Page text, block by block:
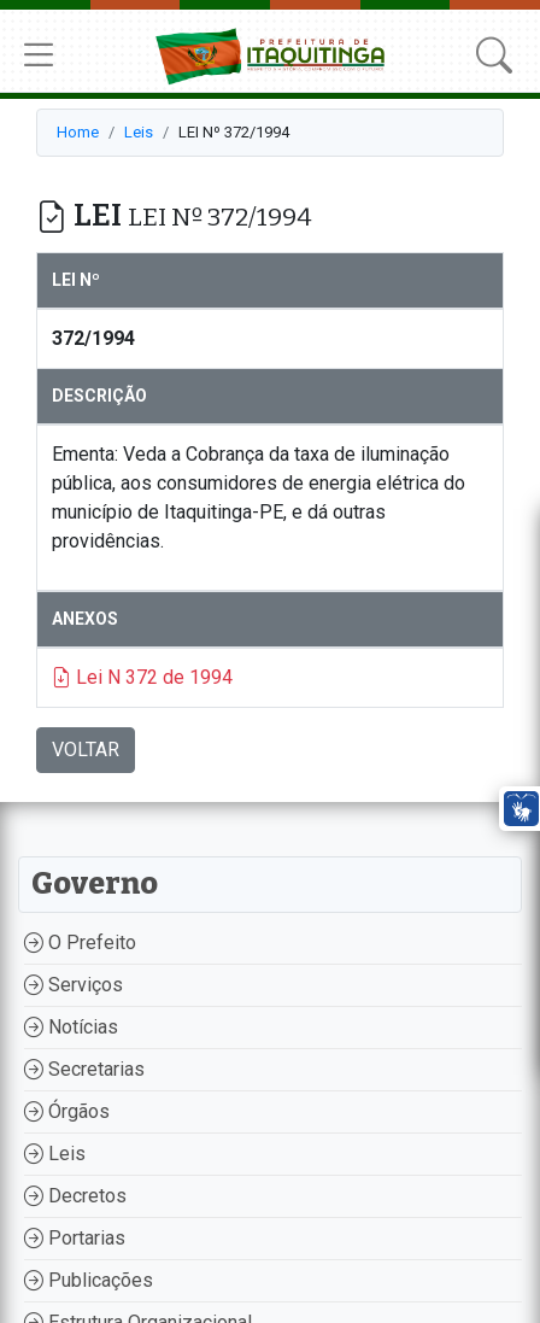
Home Leis LEI Nº 372/1994
LEI LEI Nº 372/1994
LEI Nº
372/1994
DESCRIÇÃO
Ementa: Veda a Cobrança da taxa de iluminação
pública, aos consumidores de energia elétrica do
município de Itaquitinga-PE, e dá outras
providências.
ANEXOS
Lei N 372 de 1994
VOLTAR
Governo
O Prefeito
Serviços
Notícias
Secretarias
Órgãos
Leis
Decretos
Portarias
Publicações